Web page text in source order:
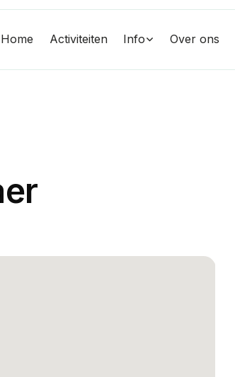
Home Activiteiten Info Over ons
er